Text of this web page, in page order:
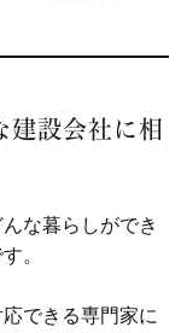
建設会社に相
な暮らしができ
。
できる専門家に